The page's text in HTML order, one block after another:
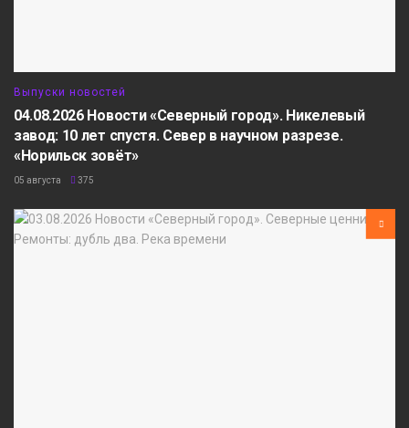
Выпуски новостей
04.08.2026 Новости «Северный город». Никелевый
завод: 10 лет спустя. Север в научном разрезе.
«Норильск зовёт»
05 августа 375